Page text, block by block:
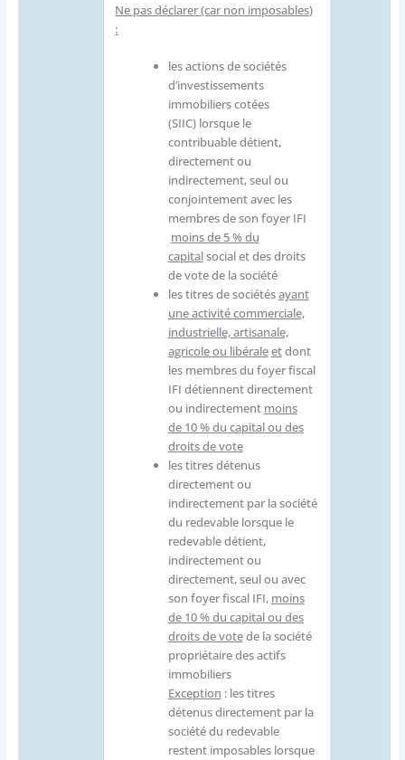
Ne pas déclarer (car non imposables)
:
les actions de sociétés
d’investissements
immobiliers cotées
(SIIC) lorsque le
contribuable détient,
directement ou
indirectement, seul ou
conjointement avec les
membres de son foyer IFI
moins de 5 % du
capitalsocial et des droits
de vote de la société
les titres de sociétésayant
une activité commerciale,
industrielle, artisanale,
agricole ou libéraleetdont
les membres du foyer fiscal
IFI détiennent directement
ou indirectement moins
de 10 % du capital ou des
droits de vote
les titres détenus
directement ou
indirectement par la société
du redevable lorsque le
redevable détient,
indirectement ou
directement, seul ou avec
son foyer fiscal IFI, moins
de 10 % du capital ou des
droits de votede la société
propriétaire des actifs
immobiliers
Exception : les titres
détenus directement par la
société du redevable
restent imposables lorsque